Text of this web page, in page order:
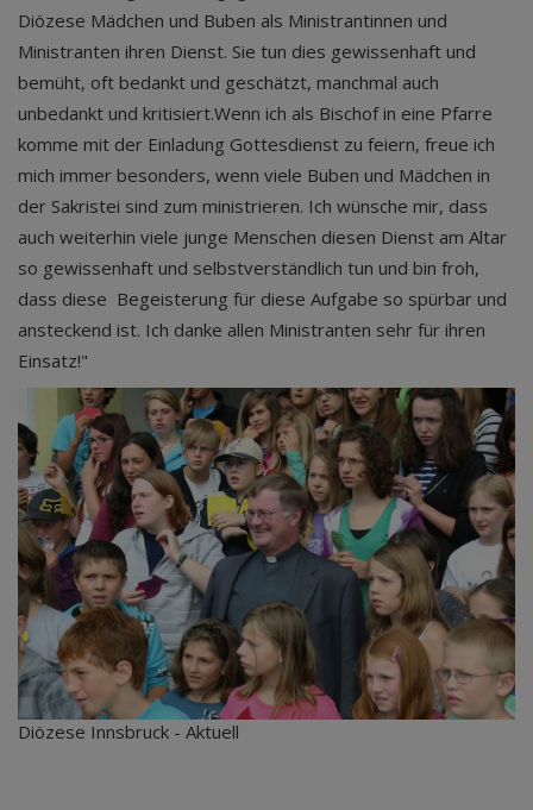
Diözese Mädchen und Buben als Ministrantinnen und
Ministranten ihren Dienst. Sie tun dies gewissenhaft und
bemüht, oft bedankt und geschätzt, manchmal auch
unbedankt und kritisiert.Wenn ich als Bischof in eine Pfarre
komme mit der Einladung Gottesdienst zu feiern, freue ich
mich immer besonders, wenn viele Buben und Mädchen in
der Sakristei sind zum ministrieren. Ich wünsche mir, dass
auch weiterhin viele junge Menschen diesen Dienst am Altar
so gewissenhaft und selbstverständlich tun und bin froh,
dass diese Begeisterung für diese Aufgabe so spürbar und
ansteckend ist. Ich danke allen Ministranten sehr für ihren
Einsatz!"
Diözese Innsbruck - Aktuell